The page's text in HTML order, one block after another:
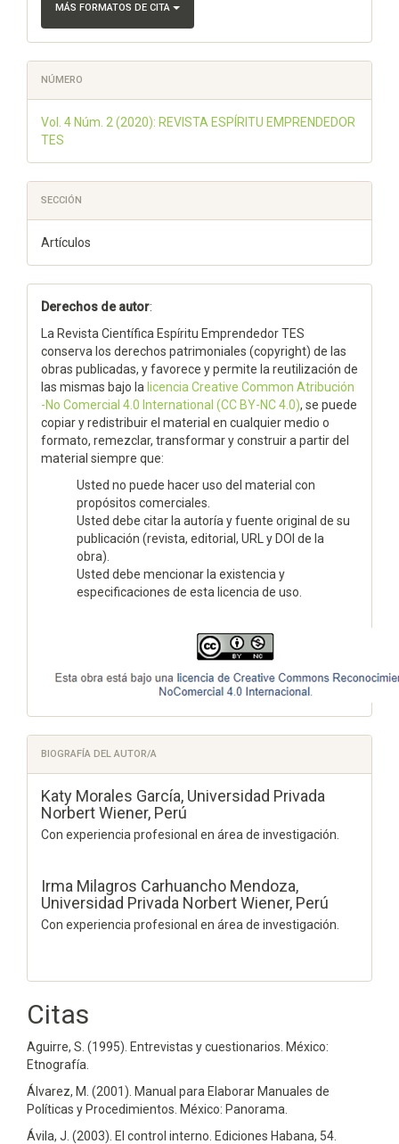
MÁS FORMATOS DE CITA
NÚMERO
Vol. 4 Núm. 2 (2020): REVISTA ESPÍRITU EMPRENDEDOR
TES
SECCIÓN
Artículos
Derechos de autor:
La Revista Científica Espíritu Emprendedor TES
conserva los derechos patrimoniales (copyright) de las
obras publicadas, y favorece y permite la reutilización de
las mismas bajo la licencia Creative Common Atribución
-No Comercial 4.0 International (CC BY-NC 4.0), se puede
copiar y redistribuir el material en cualquier medio o
formato, remezclar, transformar y construir a partir del
material siempre que:
Usted no puede hacer uso del material con
propósitos comerciales.
Usted debe citar la autoría y fuente original de su
publicación (revista, editorial, URL y DOI de la
obra).
Usted debe mencionar la existencia y
especificaciones de esta licencia de uso.
BIOGRAFÍA DEL AUTOR/A
Katy Morales García, Universidad Privada
Norbert Wiener, Perú
Con experiencia profesional en área de investigación.
Irma Milagros Carhuancho Mendoza,
Universidad Privada Norbert Wiener, Perú
Con experiencia profesional en área de investigación.
Citas
Aguirre, S. (1995). Entrevistas y cuestionarios. México:
Etnografía.
Álvarez, M. (2001). Manual para Elaborar Manuales de
Políticas y Procedimientos. México: Panorama.
Ávila, J. (2003). El control interno. Ediciones Habana, 54.